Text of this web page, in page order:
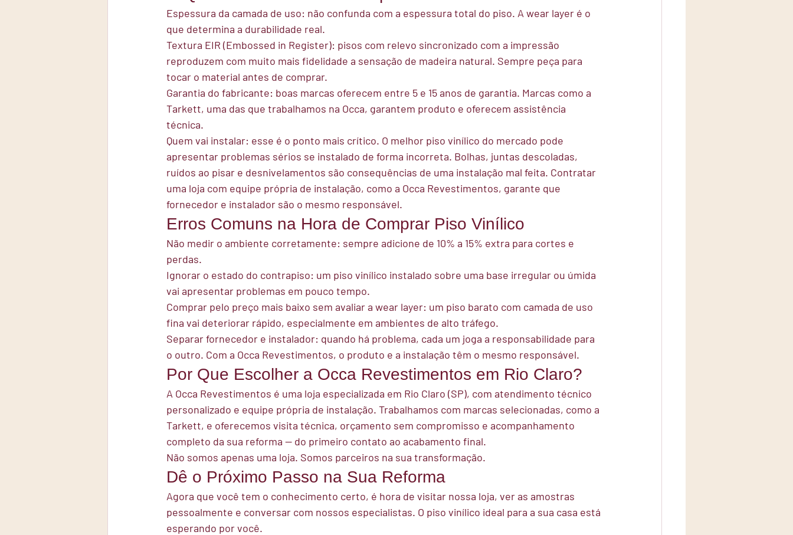
Espessura da camada de uso: não confunda com a espessura total do piso. A wear layer é o
que determina a durabilidade real.
Textura EIR (Embossed in Register): pisos com relevo sincronizado com a impressão
reproduzem com muito mais fidelidade a sensação de madeira natural. Sempre peça para
tocar o material antes de comprar.
Garantia do fabricante: boas marcas oferecem entre 5 e 15 anos de garantia. Marcas como a
Tarkett, uma das que trabalhamos na Occa, garantem produto e oferecem assistência
técnica.
Quem vai instalar: esse é o ponto mais crítico. O melhor piso vinílico do mercado pode
apresentar problemas sérios se instalado de forma incorreta. Bolhas, juntas descoladas,
ruídos ao pisar e desnivelamentos são consequências de uma instalação mal feita. Contratar
uma loja com equipe própria de instalação, como a Occa Revestimentos, garante que
fornecedor e instalador são o mesmo responsável.
Erros Comuns na Hora de Comprar Piso Vinílico
Não medir o ambiente corretamente: sempre adicione de 10% a 15% extra para cortes e
perdas.
Ignorar o estado do contrapiso: um piso vinílico instalado sobre uma base irregular ou úmida
vai apresentar problemas em pouco tempo.
Comprar pelo preço mais baixo sem avaliar a wear layer: um piso barato com camada de uso
fina vai deteriorar rápido, especialmente em ambientes de alto tráfego.
Separar fornecedor e instalador: quando há problema, cada um joga a responsabilidade para
o outro. Com a Occa Revestimentos, o produto e a instalação têm o mesmo responsável.
Por Que Escolher a Occa Revestimentos em Rio Claro?
A Occa Revestimentos é uma loja especializada em Rio Claro (SP), com atendimento técnico
personalizado e equipe própria de instalação. Trabalhamos com marcas selecionadas, como a
Tarkett, e oferecemos visita técnica, orçamento sem compromisso e acompanhamento
completo da sua reforma — do primeiro contato ao acabamento final.
Não somos apenas uma loja. Somos parceiros na sua transformação.
Dê o Próximo Passo na Sua Reforma
Agora que você tem o conhecimento certo, é hora de visitar nossa loja, ver as amostras
pessoalmente e conversar com nossos especialistas. O piso vinílico ideal para a sua casa está
esperando por você.